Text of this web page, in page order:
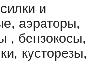
и
аэраторы,
, бензокосы,
кусторезы,